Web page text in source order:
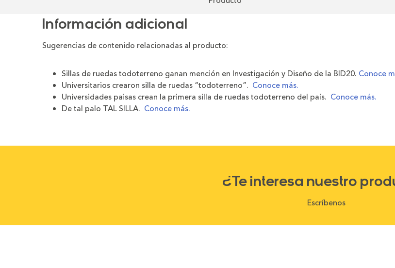
Información adicional
Sugerencias de contenido relacionadas al producto:
Sillas de ruedas todoterreno ganan mención en Investigación y Diseño de la BID20. Conoce
Universitarios crearon silla de ruedas “todoterreno”. Conoce más.
Universidades paisas crean la primera silla de ruedas todoterreno del país. Conoce más.
De tal palo TAL SILLA. Conoce más.
¿Te interesa nuestro
Escríbenos